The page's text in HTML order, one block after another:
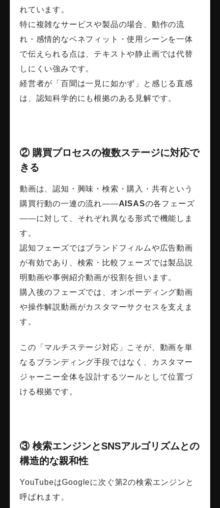
れています。
特に複雑なサービスや製品の場合、動作の流
れ・感情的なベネフィット・使用シーンを一体
で伝えられる点は、テキストや静止画では代替
しにくい強みです。
経営者が「百聞は一見に如かず」と感じる直感
は、認知科学的にも根拠のある見解です。
② 購買プロセスの複数ステージに対応で
きる
動画は、認知・興味・検索・購入・共有という
購買行動の一連の流れ——AISASの各フェーズ
——に対して、それぞれ異なる形式で機能しま
す。
認知フェーズではブランドフィルムや広告動画
が有効であり、検索・比較フェーズでは製品説
明動画や事例紹介動画が役割を担います。
購入後のフェーズでは、オンボーディング動画
や操作解説動画がカスタマーサクセスを支えま
す。
この「マルチステージ対応」こそが、動画を単
なるブランディング手段ではなく、カスタマー
ジャーニー全体を設計するツールとして位置づ
ける根拠です。
③ 検索エンジンとSNSアルゴリズムとの
構造的な親和性
YouTubeはGoogleに次ぐ第2の検索エンジンと
呼ばれます。